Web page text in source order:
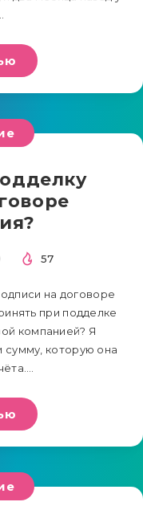
57
на договоре
при подделке
компанией? Я
сумму, которую она